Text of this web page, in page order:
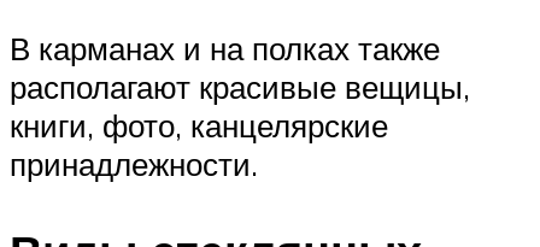
В карманах и на полках также
располагают красивые вещицы,
книги, фото, канцелярские
принадлежности.